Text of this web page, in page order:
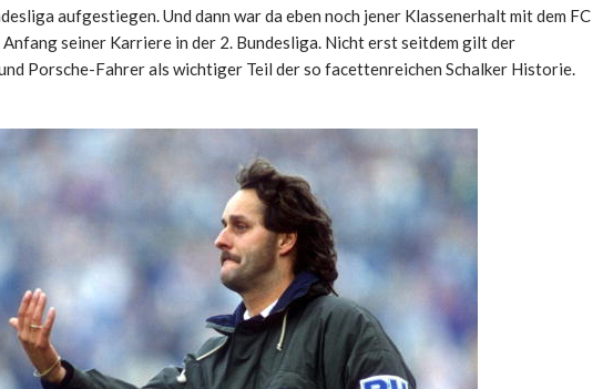
aufgestiegen. Und dann war da eben noch jener Klassenerhalt mit dem FC
seiner Karriere in der 2. Bundesliga. Nicht erst seitdem gilt der
Porsche-Fahrer als wichtiger Teil der so facettenreichen Schalker Historie.